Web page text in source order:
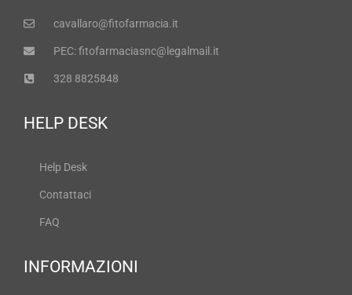
cavallaro@fitofarmacia.it
PEC: fitofarmaciasnc@legalmail.it
328 8825848
HELP DESK
Help Desk
Contattaci
FAQ
INFORMAZIONI